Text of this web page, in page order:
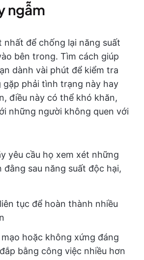
ngẫm
để chống lại năng suất
bên trong. Tìm cách giúp
dành vài phút để kiểm tra
gặp phải tình trạng này hay
điều này có thể khó khăn,
những người không quen với
yêu cầu họ xem xét những
đằng sau năng suất độc hại,
tục để hoàn thành nhiều
mạo hoặc không xứng đáng
bằng công việc nhiều hơn